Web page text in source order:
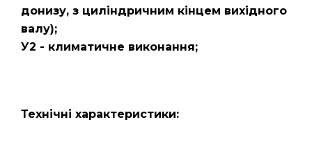
донизу, з циліндричним кінцем вихідного
валу);
У2 - климатичне виконання;
Технічні характеристики: